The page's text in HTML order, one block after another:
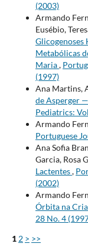
(2003)
Armando
Eusébio,
Glicogenoses
Metabólicas
Maria,
(1997)
Ana Martins,
de Asperger
Pediatrics:
Armando
Portuguese
Ana Sofia
Garcia, Rosa
Lactentes,
(2002)
Armando
Órbita na
28 No. 4
1 2 > >>